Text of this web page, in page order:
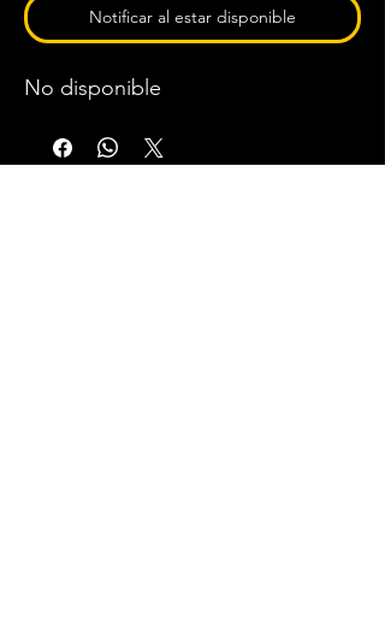
Notificar al estar disponible
No disponible